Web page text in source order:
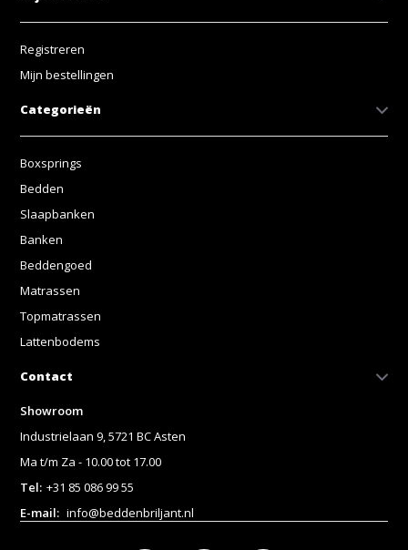
Registreren
Mijn bestellingen
Categorieën
Boxsprings
Bedden
Slaapbanken
Banken
Beddengoed
Matrassen
Topmatrassen
Lattenbodems
Contact
Showroom
Industrielaan 9, 5721 BC Asten
Ma t/m Za - 10.00 tot 17.00
Tel: +31 85 086 99 55
E-mail: info@beddenbriljant.nl